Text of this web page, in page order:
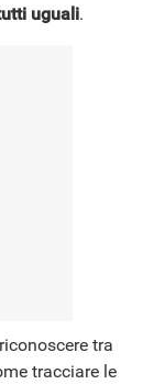
uguali.
tra
tracciare le